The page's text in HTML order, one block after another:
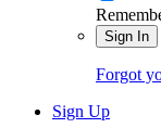
Sign In
Forgot
Sign Up